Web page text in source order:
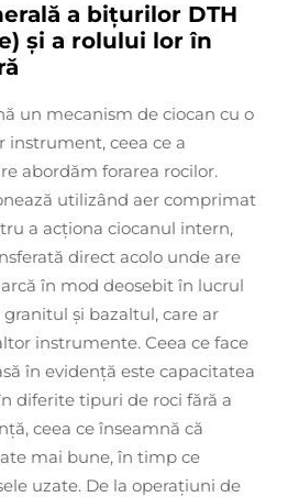
a bițurilor DTH
și a rolului lor în
un mecanism de ciocan cu o
ceea ce a
abordăm forarea rocilor.
utilizând aer comprimat
a acționa ciocanul intern,
direct acolo unde are
în mod deosebit în lucrul
și bazaltul, care ar
instrumente. Ceea ce face
în evidență este capacitatea
diferite tipuri de roci fără a
ceea ce înseamnă că
mai bune, în timp ce
uzate. De la operațiuni de